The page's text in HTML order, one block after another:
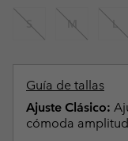
S M L
Guía de tallas
Ajuste Clásico:
cómoda